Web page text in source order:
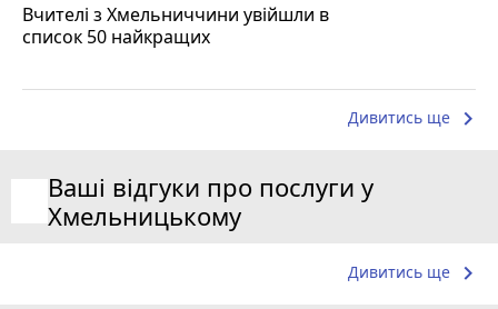
Вчителі з Хмельниччини увійшли в
список 50 найкращих
Дивитись ще keyboard_arrow_right
Ваші відгуки про послуги у
Хмельницькому
Дивитись ще keyboard_arrow_right